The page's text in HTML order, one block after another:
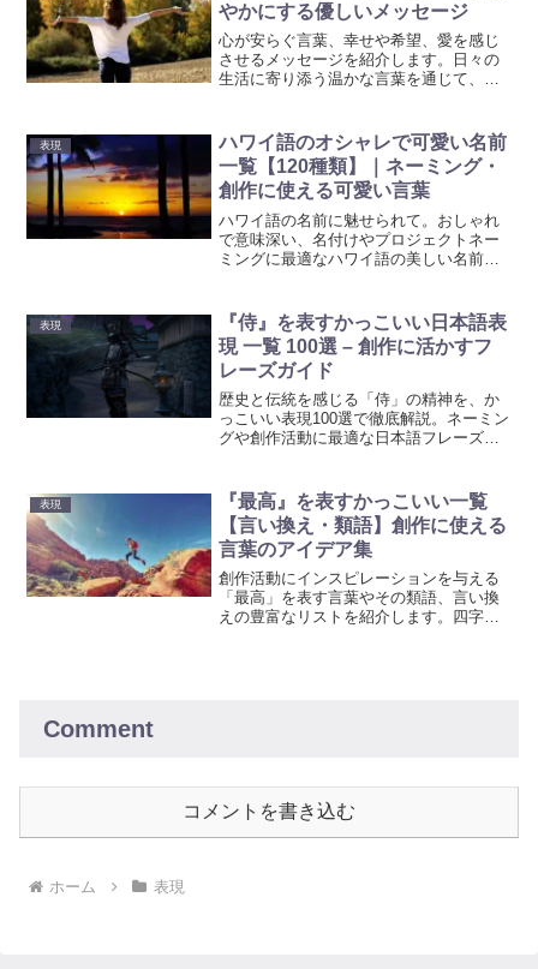
やかにする優しいメッセージ
心が安らぐ言葉、幸せや希望、愛を感じ
させるメッセージを紹介します。日々の
生活に寄り添う温かな言葉を通じて、心
表現
ハワイ語のオシャレで可愛い名前
一覧【120種類】｜ネーミング・
創作に使える可愛い言葉
ハワイ語の名前に魅せられて。おしゃれ
で意味深い、名付けやプロジェクトネー
ミングに最適なハワイ語の美しい名前と
ンスパイアされた名前を。
表現
『侍』を表すかっこいい日本語表
現 一覧 100選 – 創作に活かすフ
レーズガイド
歴史と伝統を感じる「侍」の精神を、か
っこいい表現100選で徹底解説。ネーミン
グや創作活動に最適な日本語フレーズ
表現
『最高』を表すかっこいい一覧
【言い換え・類語】創作に使える
言葉のアイデア集
創作活動にインスピレーションを与える
「最高」を表す言葉やその類語、言い換
えの豊富なリストを紹介します。四字熟
Comment
コメントを書き込む
ホーム 表現